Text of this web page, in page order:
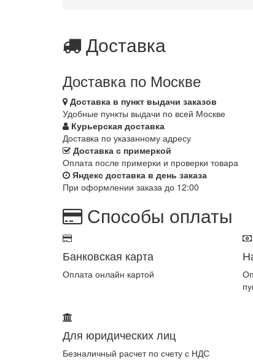
Доставка
Доставка по Москве
Доставка в пункт выдачи заказов
Удобные пункты выдачи по всей Москве
Курьерская доставка
Доставка по указанному адресу
Доставка с примеркой
Оплата после примерки и проверки товара
Яндекс доставка в день заказа
При оформлении заказа до 12:00
Способы оплаты
Банковская карта
Оплата онлайн картой
Для юридических лиц
Безналичный расчет по счету с НДС